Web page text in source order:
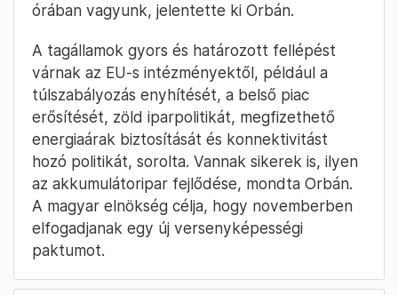
órában vagyunk, jelentette ki Orbán.
A tagállamok gyors és határozott fellépést
várnak az EU-s intézményektől, például a
túlszabályozás enyhítését, a belső piac
erősítését, zöld iparpolitikát, megfizethető
energiaárak biztosítását és konnektivitást
hozó politikát, sorolta. Vannak sikerek is, ilyen
az akkumulátoripar fejlődése, mondta Orbán.
A magyar elnökség célja, hogy novemberben
elfogadjanak egy új versenyképességi
paktumot.